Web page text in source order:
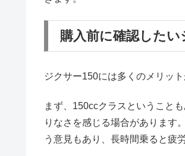
購入前に確認した
ジクサー150には多くのメリッ
まず、150ccクラスということ
りなさを感じる場合があります
う意見もあり、長時間乗ると疲